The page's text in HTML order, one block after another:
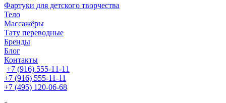
Фартуки для детского творчества
Тело
Массажёры
Тату переводные
Бренды
Блог
Контакты
+7 (916) 555-11-11
+7 (916) 555-11-11
+7 (495) 120-06-68